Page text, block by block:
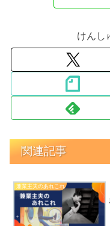
けんし
関連記事
兼業主夫のあれこれ